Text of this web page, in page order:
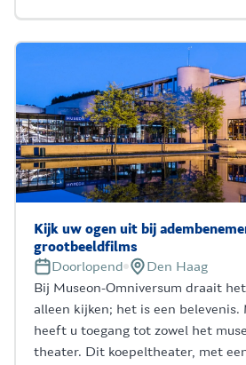
Kijk uw ogen uit bij
grootbeeldfilms
Doorlopend
Den Haag
Bij Museon-Omniversum draait
alleen kijken; het is een
heeft u toegang tot zowel het
theater. Dit koepeltheater, met